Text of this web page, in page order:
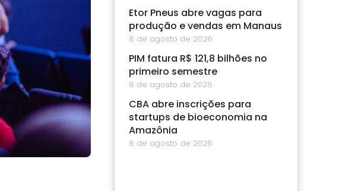
Etor Pneus abre vagas para
produção e vendas em Manaus
8 de agosto de 2026
PIM fatura R$ 121,8 bilhões no
primeiro semestre
8 de agosto de 2026
CBA abre inscrições para
startups de bioeconomia na
Amazônia
8 de agosto de 2026